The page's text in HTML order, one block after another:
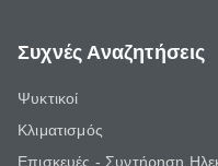
Συχνές Αναζητήσεις
Ψυκτικοί
Κλιματισμός
Επισκευές - Συντήρηση